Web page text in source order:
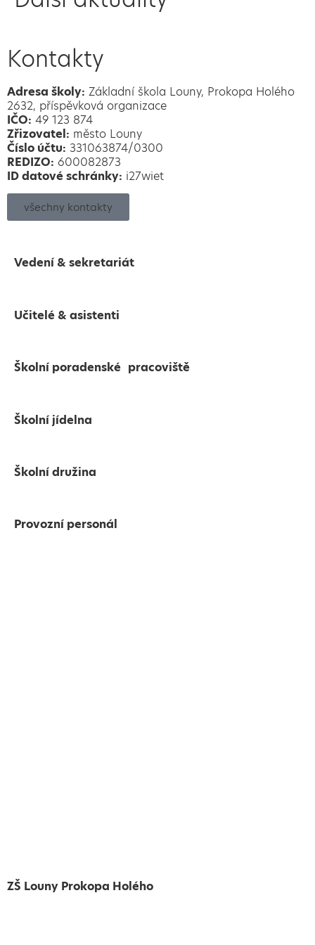
Kontakty
Adresa školy: Základní škola Louny, Prokopa Holého
2632, příspěvková organizace
IČO: 49 123 874
Zřizovatel: město Louny
Číslo účtu: 331063874/0300
REDIZO: 600082873
ID datové schránky: i27wiet
všechny kontakty
Vedení & sekretariát
Učitelé & asistenti
Školní poradenské pracoviště
Školní jídelna
Školní družina
Provozní personál
ZŠ Louny Prokopa Holého